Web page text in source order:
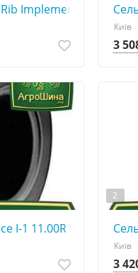
Implement I-1
Київ
3
I-1 11.00R15
2
Київ
3